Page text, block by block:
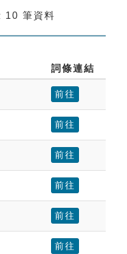
10 筆資料
詞條連結
前往
前往
前往
前往
前往
前往